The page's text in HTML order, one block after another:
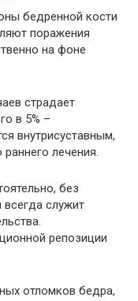
бедренной кости
поражения
на фоне
страдает
в 5% –
внутрисуставным,
лечения.
без
служит
репозиции
отломков бедра,